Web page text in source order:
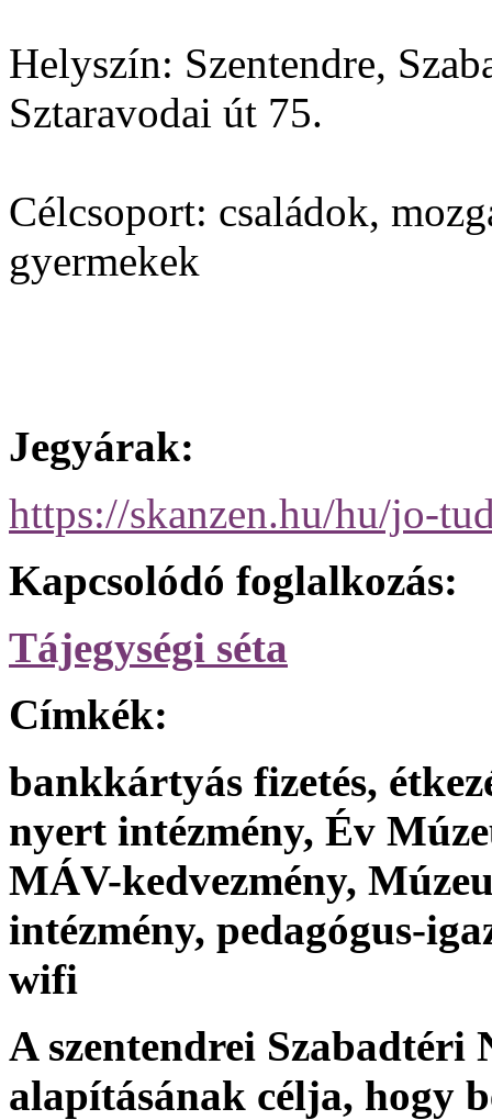
Helyszín: Szentendre,
Sztaravodai út 75.
Célcsoport: családok,
gyermekek
Jegyárak:
https://skanzen.hu/hu/jo-
Kapcsolódó foglalkozás:
Tájegységi séta
Címkék:
bankkártyás fizetés,
nyert intézmény, Év
MÁV-kedvezmény,
intézmény, pedagógus-
wifi
A szentendrei Szabadtéri
alapításának célja, hogy